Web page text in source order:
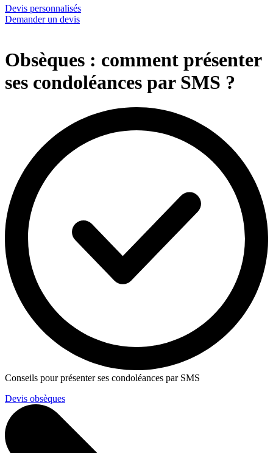
Devis personnalisés
Demander un devis
Obsèques : comment présenter
ses condoléances par SMS ?
Conseils pour présenter ses condoléances par SMS
Devis obsèques